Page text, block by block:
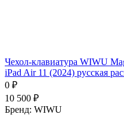
Чехол-клавиатура WIWU
iPad Air 11 (2024) русская
0 ₽
10 500 ₽
Бренд: WIWU